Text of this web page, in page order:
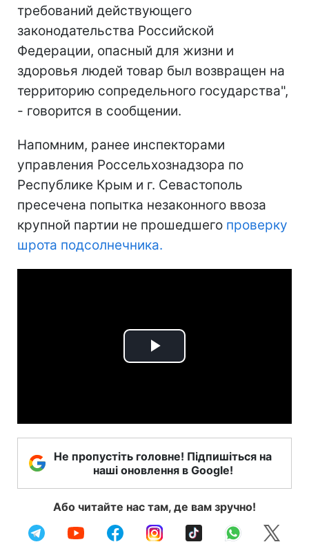
требований действующего
законодательства Российской
Федерации, опасный для жизни и
здоровья людей товар был возвращен на
территорию сопредельного государства",
- говорится в сообщении.
Напомним, ранее инспекторами
управления Россельхознадзора по
Республике Крым и г. Севастополь
пресечена попытка незаконного ввоза
крупной партии не прошедшего проверку
шрота подсолнечника.
Play
Не пропустіть головне! Підпишіться на
наші оновлення в Google!
Або читайте нас там, де вам зручно!